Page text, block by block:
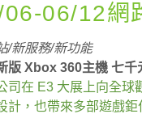
06/12網
/新服務/新功能
版 Xbox 360主機 七千
司在 E3 大展上向全球
計，也帶來多部遊戲鉅